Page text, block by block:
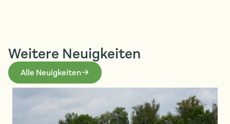
Weitere Neuigkeiten
Alle Neuigkeiten